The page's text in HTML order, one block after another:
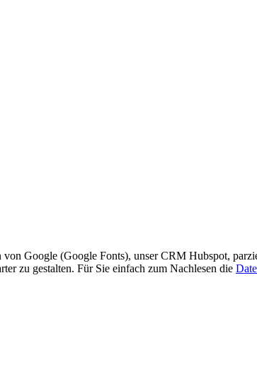
Google (Google Fonts), unser CRM Hubspot,
zu gestalten. Für Sie einfach zum Nachlesen die